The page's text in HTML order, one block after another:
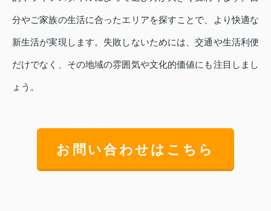
分やご家族の生活に合ったエリアを探すことで、より快適な
新生活が実現します。失敗しないためには、交通や生活利便
だけでなく、その地域の雰囲気や文化的価値にも注目しまし
ょう。
お問い合わせはこちら